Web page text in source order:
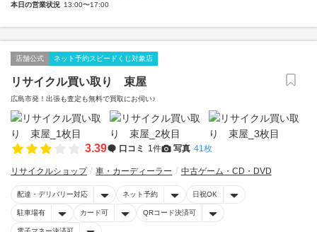
本日の営業状況 13:00〜17:00
店舗公式 ネット予約スピードくじ対象店
リサイクル買い取り 束屋
広島市発！出張も査定も無料で買取にお伺い♪
3.39 口コミ 1件 写真 41枚
リサイクルショップ 車・カーディーラー 中古ゲーム・CD・DVD
配達・デリバリー対応 ネット予約 日祝OK
駐車場有 カード可 QRコード決済可